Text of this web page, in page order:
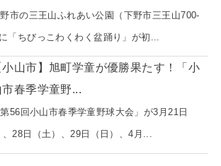
市の三王山ふれあい公園（下野市三王山700-
「ちびっこわくわく盆踊り」が初...
小山市】旭町学童が優勝果たす！「小
市春季学童野...
第56回小山市春季学童野球大会」が3月21日
、28日（土）、29日（日）、4月...